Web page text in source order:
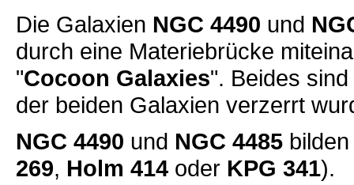
Die Galaxien NGC 4490 und
durch eine Materiebrücke
"Cocoon Galaxies". Beides
der beiden Galaxien verzerrt
NGC 4490 und NGC 4485
269, Holm 414 oder KPG 341).